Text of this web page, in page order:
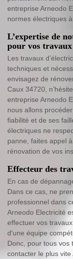
entreprise Arneodo
normes électriques à
L’expertise de
pour vos
Les travaux
techniques et
envisagez de
Caux 34720,
entreprise Arneodo
nous allons
fiabilité et de ses
électriques ne
panne, faites appel
rénovation de vos
Effecteur des
En cas de
Dans ce cas, ne
professionnel dans
Arneodo Electricité
effectuer vos
d'une équipe
Donc, pour tous vos
contacter le plus